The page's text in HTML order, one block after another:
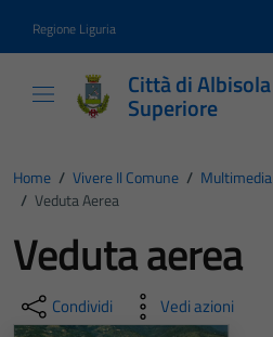
Regione Liguria
Città di Albisola
Superiore
Home / Vivere Il Comune / Multimedia
/ Veduta Aerea
Veduta aerea
Condividi Vedi azioni